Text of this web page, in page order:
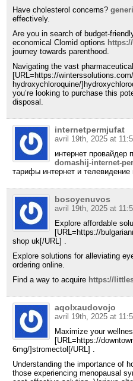
Have cholesterol concerns?
effectively.
Are you in search of budget-
economical Clomid options
journey towards parenthood.
Navigating the vast
[URL=https://
hydroxychloroquine/
you’re looking to purchase this
disposal.
internetpermjufat
avril 19th, 2025 at
интернет провайдер
domashij-internet-
тарифы интернет и телевидение
bosoyenuvos
avril 19th, 2025 at
Explore affordable
[URL=https://
shop uk[/URL] .
Explore solutions for alleviating
ordering online.
Find a way to acquire https://
aqolxaudovojo
avril 19th, 2025 at
Maximize your
[URL=https://
6mg/]stromectol[/URL] .
Understanding the importance of
those experiencing menopausal